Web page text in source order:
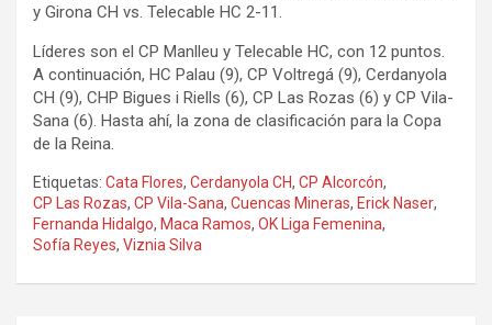
y Girona CH vs. Telecable HC 2-11.
Líderes son el CP Manlleu y Telecable HC, con 12 puntos.
A continuación, HC Palau (9), CP Voltregá (9), Cerdanyola
CH (9), CHP Bigues i Riells (6), CP Las Rozas (6) y CP Vila-
Sana (6). Hasta ahí, la zona de clasificación para la Copa
de la Reina.
Etiquetas: Cata Flores, Cerdanyola CH, CP Alcorcón,
CP Las Rozas, CP Vila-Sana, Cuencas Mineras, Erick Naser,
Fernanda Hidalgo, Maca Ramos, OK Liga Femenina,
Sofía Reyes, Viznia Silva